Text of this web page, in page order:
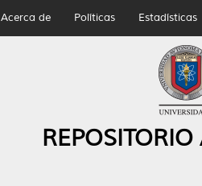
Acerca de Políticas Estadísticas